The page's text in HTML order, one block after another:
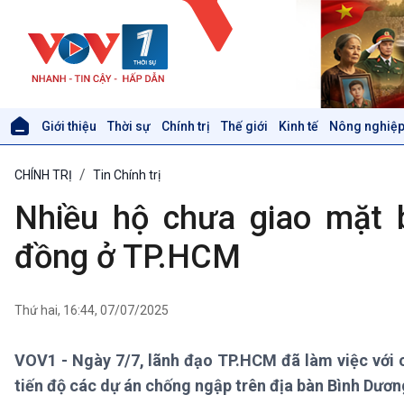
Giới thiệu Thời sự Chính trị Thế giới Kinh tế Nông
Thời sự 18h
Thời sự 21h30
Bản tin
Xã hội
Tin Đời sống & Xã hội
Khoa học & Công nghệ
Tin Khoa học & Công nghệ
CHÍNH TRỊ Tin Chính trị
Nhiều hộ chưa giao mặt
đồng ở TP.HCM
Thứ hai, 16:44, 07/07/2025
VOV1 - Ngày 7/7, lãnh đạo TP.HCM đã làm việc
tiến độ các dự án chống ngập trên địa bàn Bình